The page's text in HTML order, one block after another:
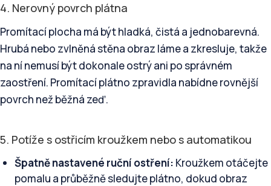
4. Nerovný povrch plátna
Promítací plocha má být hladká, čistá a jednobarevná.
Hrubá nebo zvlněná stěna obraz láme a zkresluje, takže
na ní nemusí být dokonale ostrý ani po správném
zaostření. Promítací plátno zpravidla nabídne rovnější
povrch než běžná zeď.
5. Potíže s ostřicím kroužkem nebo s automatikou
Špatně nastavené ruční ostření: Kroužkem otáčejte
pomalu a průběžně sledujte plátno, dokud obraz